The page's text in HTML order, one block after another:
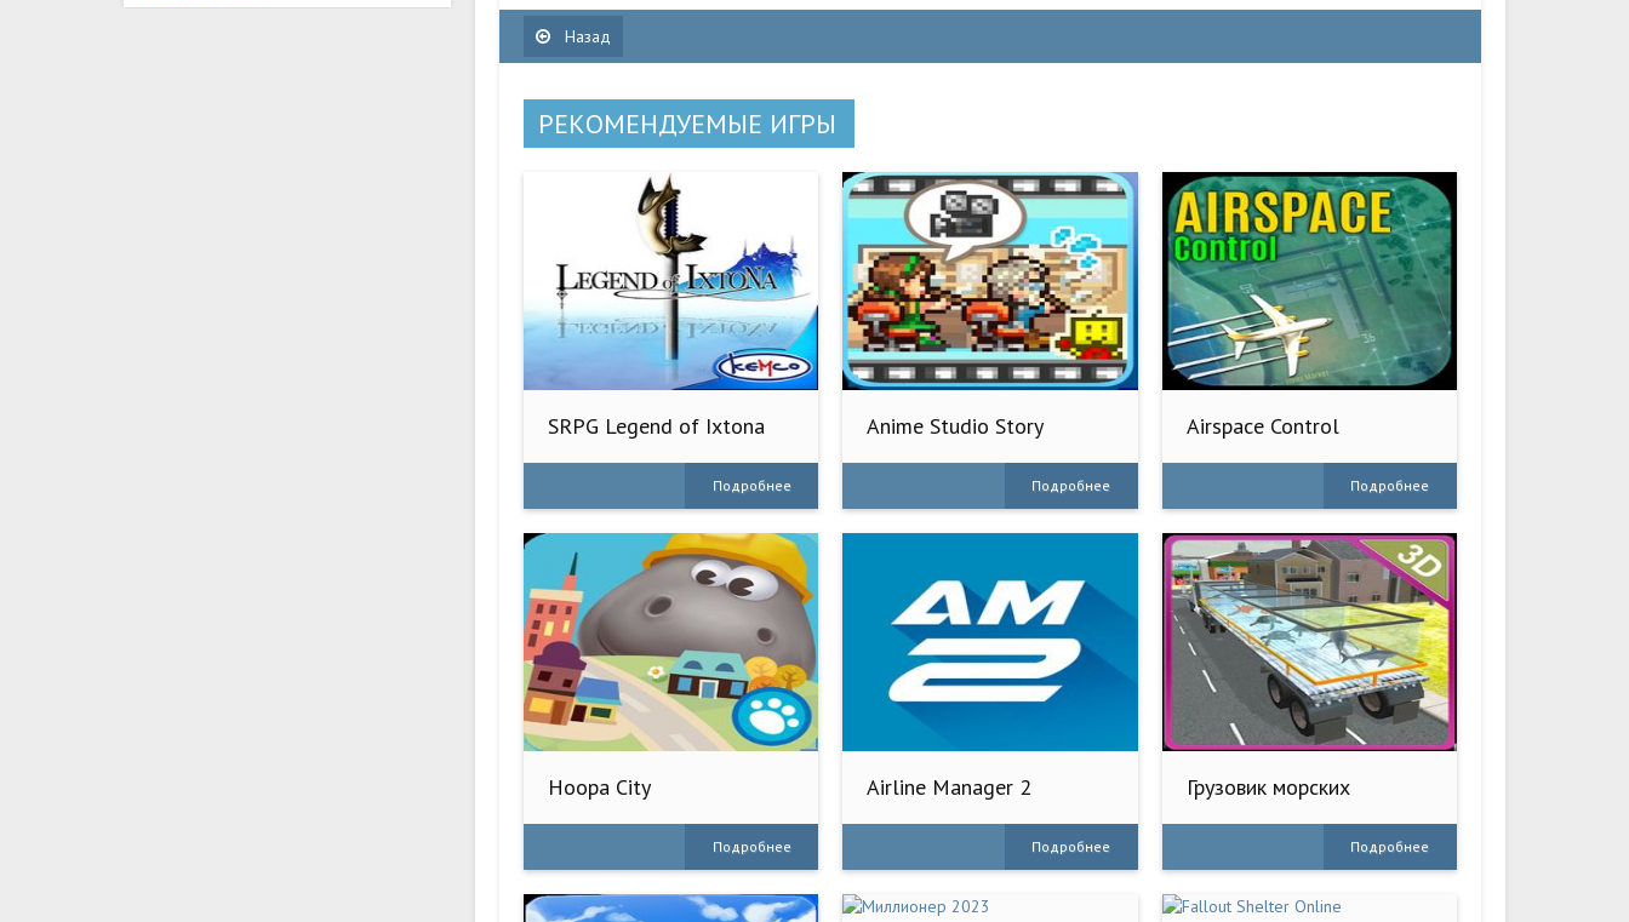
Назад
РЕКОМЕНДУЕМЫЕ ИГРЫ
SRPG Legend of Ixtona
Подробнее
Anime Studio Story
Подробнее
Airspace Control
Подробнее
Hoopa City
Подробнее
Airline Manager 2
Подробнее
Грузовик морских
Подробнее